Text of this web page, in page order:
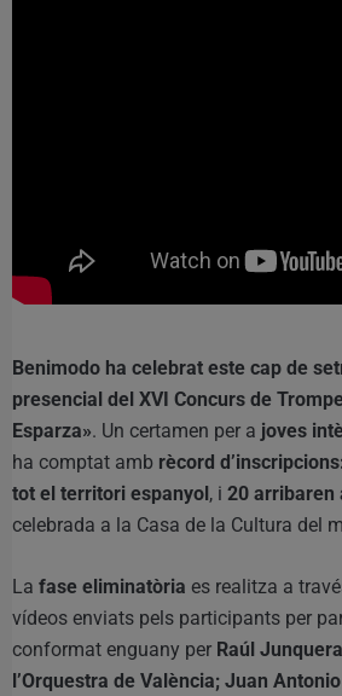
Benimodo ha celebrat este cap de
presencial del XVI Concurs de
Esparza». Un certamen per a joves
ha comptat amb rècord
tot el territori espanyol, i 20 arribaren
celebrada a la Casa de la Cultura del
La fase eliminatòria es realitza a
vídeos enviats pels participants per
conformat enguany per Raúl
l’Orquestra de València; Juan